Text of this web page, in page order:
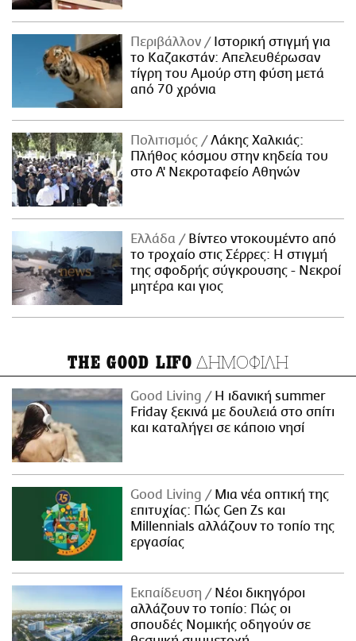
Περιβάλλον
Ιστορική στιγμή για
το Καζακστάν: Απελευθέρωσαν
τίγρη του Αμούρ στη φύση μετά
από 70 χρόνια
Πολιτισμός
Λάκης Χαλκιάς:
Πλήθος κόσμου στην κηδεία του
στο Α' Νεκροταφείο Αθηνών
Ελλάδα
Βίντεο ντοκουμέντο από
το τροχαίο στις Σέρρες: Η στιγμή
της σφοδρής σύγκρουσης - Νεκροί
μητέρα και γιος
THE GOOD LIFO ΔΗΜΟΦΙΛΗ
Good Living
Η ιδανική summer
Friday ξεκινά με δουλειά στο σπίτι
και καταλήγει σε κάποιο νησί
Good Living
Μια νέα οπτική της
επιτυχίας: Πώς Gen Zs και
Millennials αλλάζουν το τοπίο της
εργασίας
Εκπαίδευση
Νέοι δικηγόροι
αλλάζουν το τοπίο: Πώς οι
σπουδές Νομικής οδηγούν σε